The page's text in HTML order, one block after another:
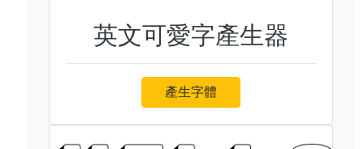
英文可愛字產生器
產生字體